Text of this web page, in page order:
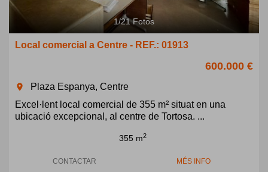
1/21Fotos
Local comercial a Centre - REF.: 01913
600.000 €
room
Plaza Espanya, Centre
Excel·lent local comercial de 355 m² situat en una
ubicació excepcional, al centre de Tortosa. ...
355 m2
CONTACTAR MÉS INFO